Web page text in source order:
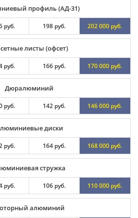
профиль (АД-31)
руб. 198 руб. 202 000 руб.
листы (офсет)
руб. 166 руб. 170 000 руб.
Дюралюминий
руб. 142 руб. 146 000 руб.
диски
руб. 164 руб. 168 000 руб.
стружка
руб. 106 руб. 110 000 руб.
алюминий